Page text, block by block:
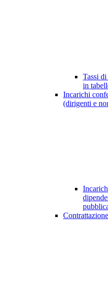
Tassi
in
Incarichi
(dirigenti e